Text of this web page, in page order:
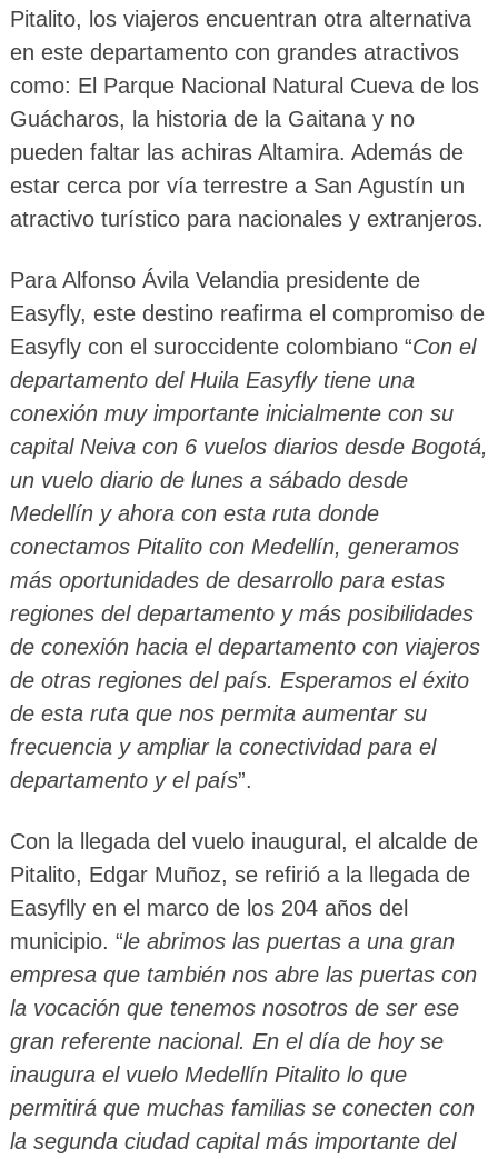
Pitalito, los viajeros encuentran otra alternativa
en este departamento con grandes atractivos
como: El Parque Nacional Natural Cueva de los
Guácharos, la historia de la Gaitana y no
pueden faltar las achiras Altamira. Además de
estar cerca por vía terrestre a San Agustín un
atractivo turístico para nacionales y extranjeros.
Para Alfonso Ávila Velandia presidente de
Easyfly, este destino reafirma el compromiso de
Easyfly con el suroccidente colombiano “Con el
departamento del Huila Easyfly tiene una
conexión muy importante inicialmente con su
capital Neiva con 6 vuelos diarios desde Bogotá,
un vuelo diario de lunes a sábado desde
Medellín y ahora con esta ruta donde
conectamos Pitalito con Medellín, generamos
más oportunidades de desarrollo para estas
regiones del departamento y más posibilidades
de conexión hacia el departamento con viajeros
de otras regiones del país. Esperamos el éxito
de esta ruta que nos permita aumentar su
frecuencia y ampliar la conectividad para el
departamento y el país”.
Con la llegada del vuelo inaugural, el alcalde de
Pitalito, Edgar Muñoz, se refirió a la llegada de
Easyflly en el marco de los 204 años del
municipio. “le abrimos las puertas a una gran
empresa que también nos abre las puertas con
la vocación que tenemos nosotros de ser ese
gran referente nacional. En el día de hoy se
inaugura el vuelo Medellín Pitalito lo que
permitirá que muchas familias se conecten con
la segunda ciudad capital más importante del